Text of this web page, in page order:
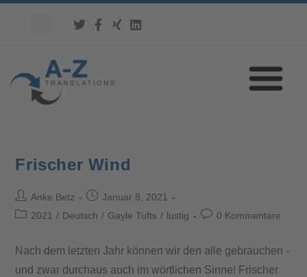
Frischer Wind
Anke Betz
Januar 8, 2021
2021 / Deutsch / Gayle Tufts / lustig 0 Kommentare
Nach dem letzten Jahr können wir den alle gebrauchen -
und zwar durchaus auch im wörtlichen Sinne! Frischer